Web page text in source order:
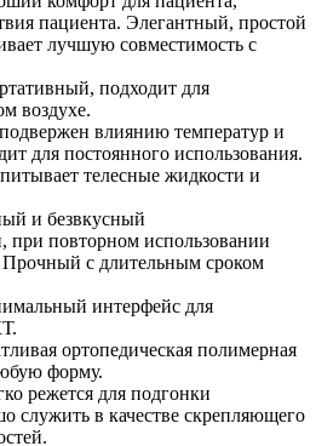
пациента. Элегантный, простой
лучшую совместимость с
подходит для
воздухе.
влиянию температур и
для постоянного использования.
телесные жидкости и
и безвкусный
повторном использовании
Прочный с длительным сроком
интерфейс для
ортопедическая полимерная
форму.
режется для подгонки
служить в качестве скрепляющего